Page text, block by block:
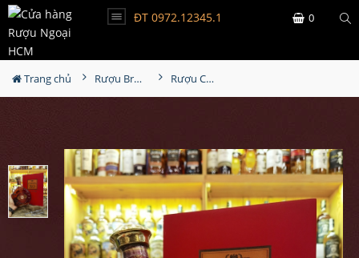
ĐT 0972.12345.1 0
Trang chủ Rượu Brandy Rượu Cortel XO